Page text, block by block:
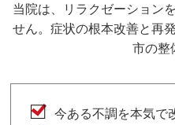
当院は、リラクゼーション
せん。症状の根本改善と再
市の整
今ある不調を本気で